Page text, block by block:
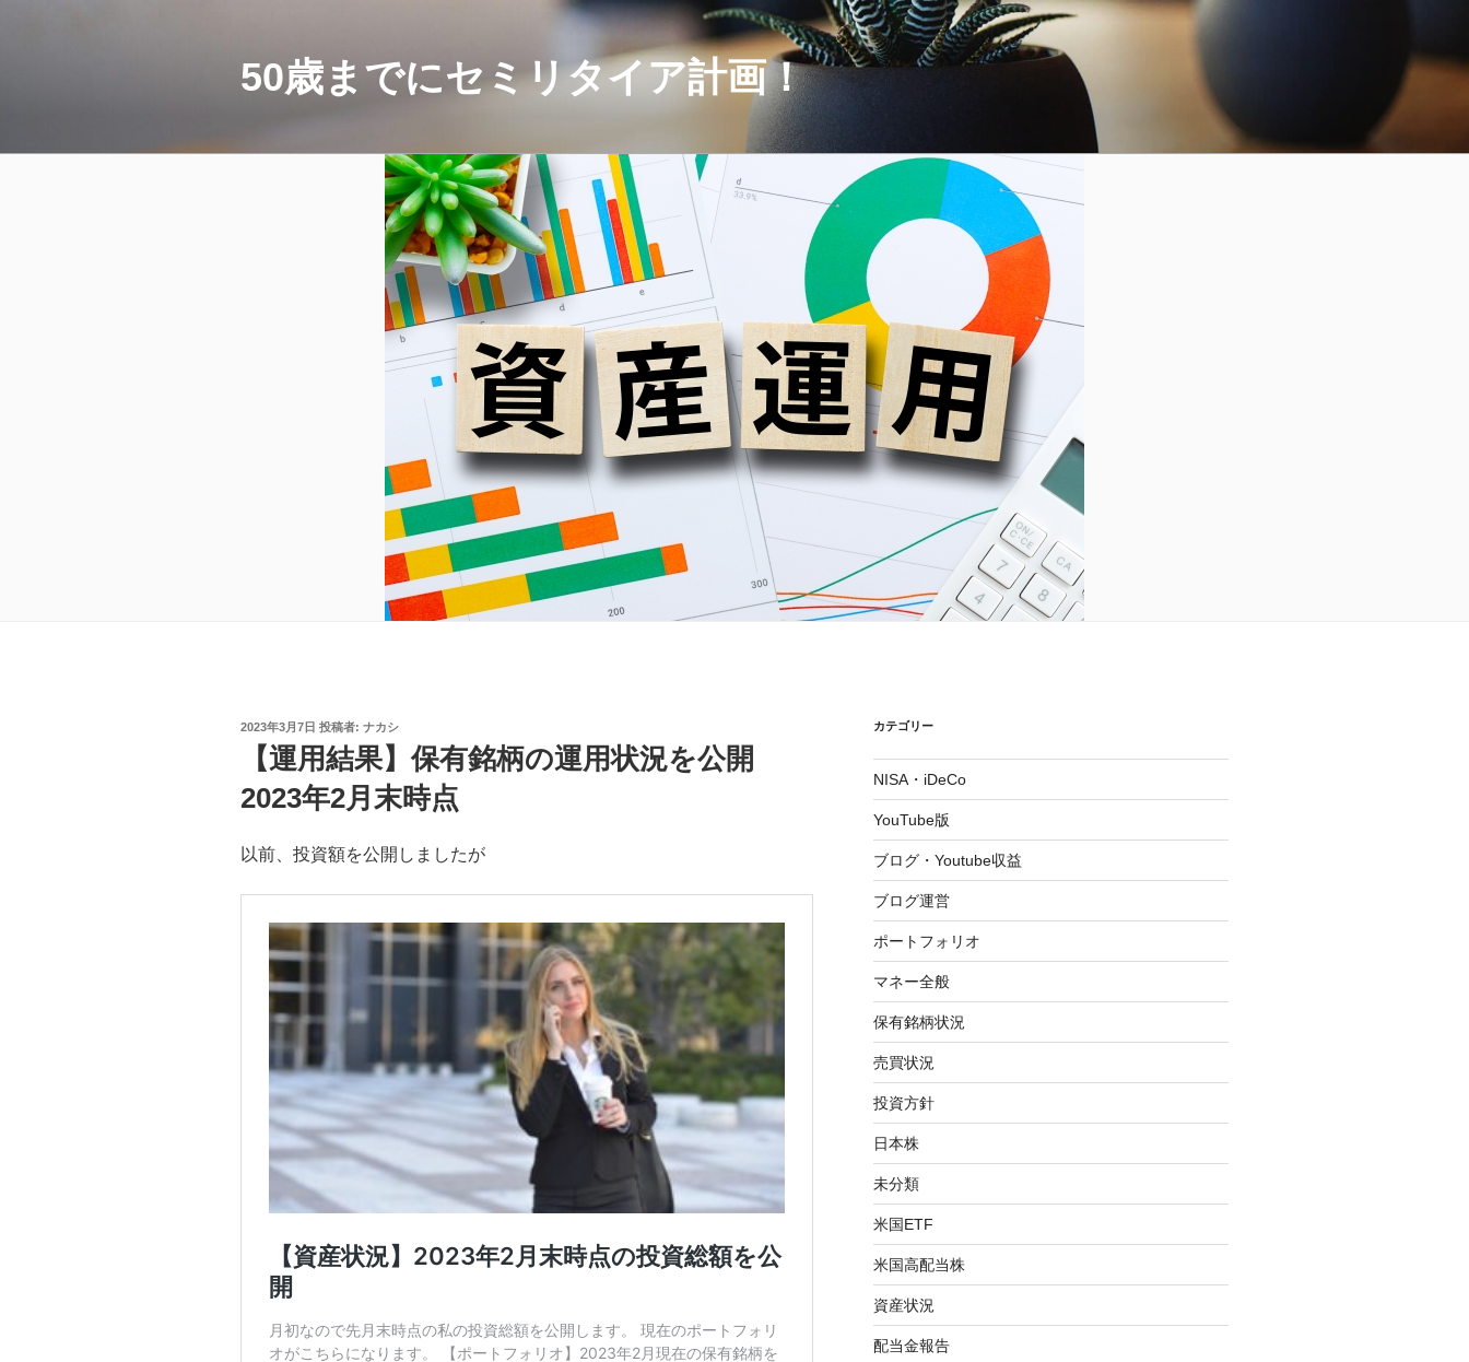
50歳までにセミリタイア計画！
投
2023年3月7日 投稿者: ナカシ
【運用結果】保有銘柄の運用状況を公開
2023年2月末時点
以前、投資額を公開しましたが
カテゴリー
NISA・iDeCo
YouTube版
ブログ・Youtube収益
ブログ運営
ポートフォリオ
マネー全般
保有銘柄状況
売買状況
投資方針
日本株
未分類
米国ETF
米国高配当株
資産状況
配当金報告